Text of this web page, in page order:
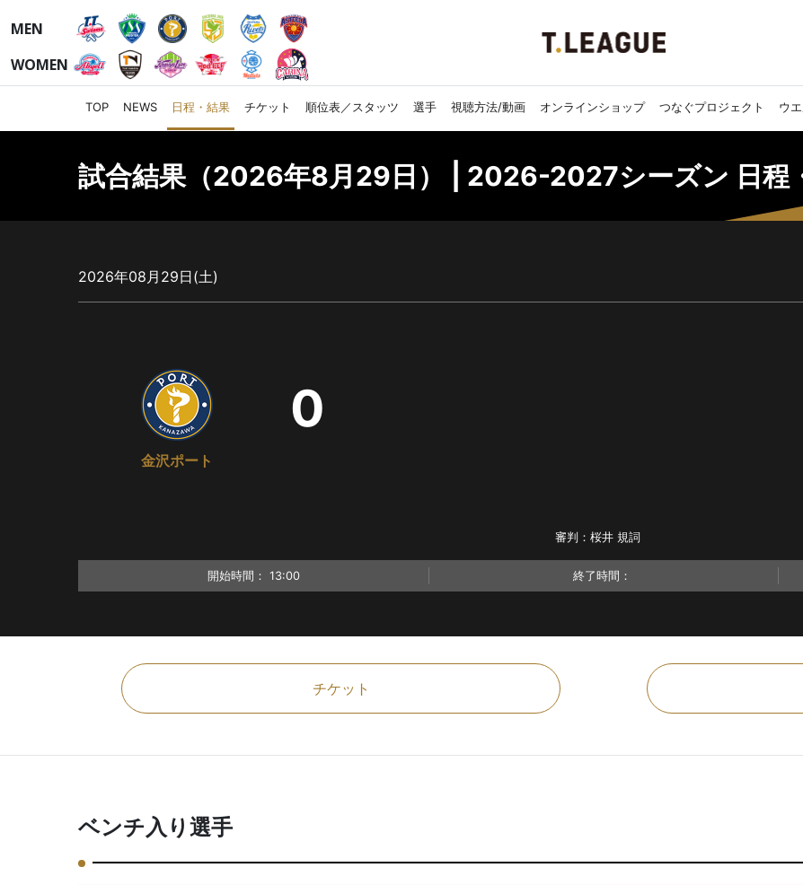
MEN
WOMEN
TOP NEWS 日程・結果 チケット 順位表／スタッツ 選手 視聴方法/動画 オンラインショップ つなぐプロジェクト ウ
試合結果（2026年8月29日） | 2026-2027シーズン 日程
2026年08月29日(土)
金沢ポート
0
審判：桜井 規詞
開始時間： 13:00 終了時間：
チケット
ベンチ入り選手